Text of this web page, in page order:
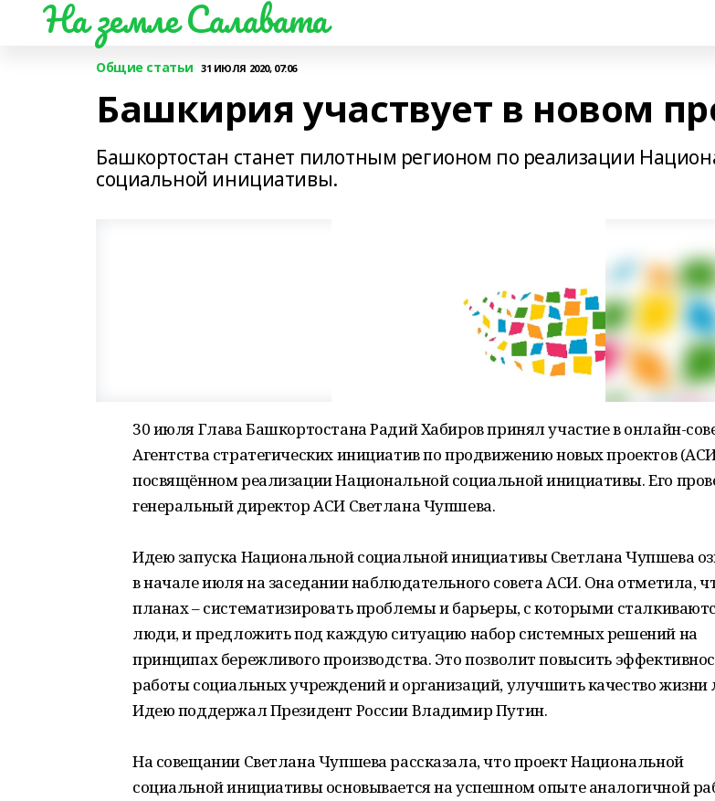
На земле Салавата
Общие статьи 31 ИЮЛЯ 2020, 07:06
Башкирия участвует в новом
Башкортостан станет пилотным регионом по реализации
социальной инициативы.
30 июля Глава Башкортостана Радий Хабиров принял участие в онлайн-
Агентства стратегических инициатив по продвижению новых проектов
посвящённом реализации Национальной социальной инициативы. Его
генеральный директор АСИ Светлана Чупшева.
Идею запуска Национальной социальной инициативы Светлана Чупшева
в начале июля на заседании наблюдательного совета АСИ. Она отметила,
планах – систематизировать проблемы и барьеры, с которыми
люди, и предложить под каждую ситуацию набор системных решений на
принципах бережливого производства. Это позволит повысить
работы социальных учреждений и организаций, улучшить качество жизни
Идею поддержал Президент России Владимир Путин.
На совещании Светлана Чупшева рассказала, что проект Национальной
социальной инициативы основывается на успешном опыте аналогичной